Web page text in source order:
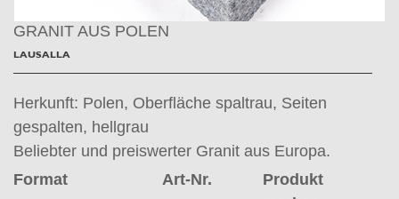
GRANIT AUS POLEN
LAUSALLA
Herkunft: Polen, Oberfläche spaltrau, Seiten
gespalten, hellgrau
Beliebter und preiswerter Granit aus Europa.
Format
Art-Nr.
Produkt